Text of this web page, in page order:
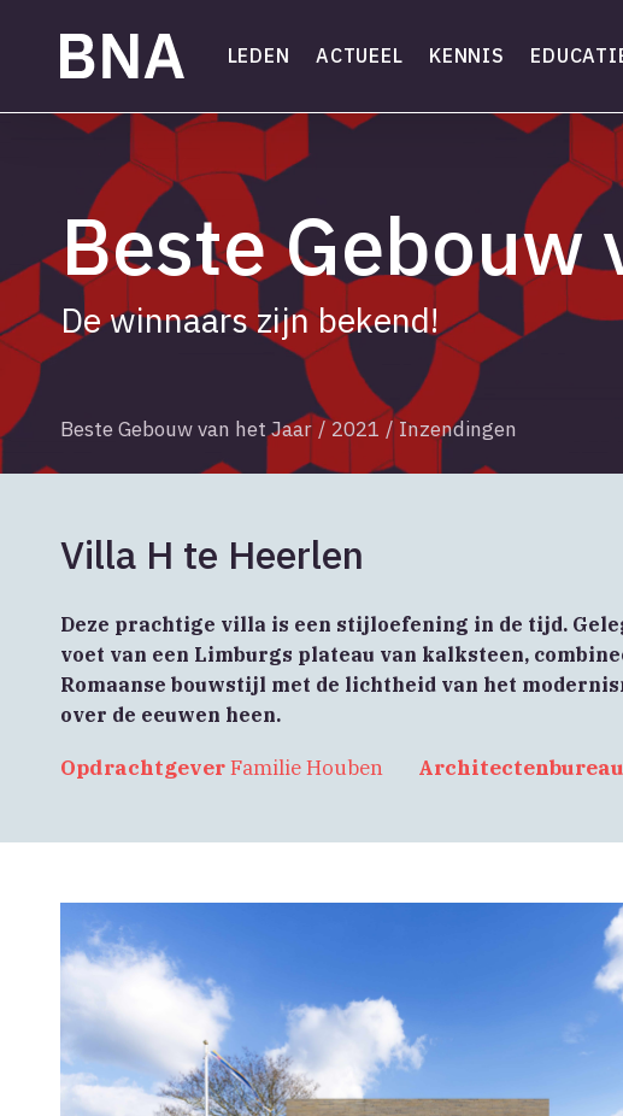
LEDEN ACTUEEL KENNIS
Beste Gebouw
De winnaars zijn bekend!
Beste Gebouw van het Jaar /2021 / Inzendingen
Villa H te Heerlen
Deze prachtige villa is een stijloefening in de tijd.
voet van een Limburgs plateau van kalksteen,
Romaanse bouwstijl met de lichtheid van het
over de eeuwen heen.
OpdrachtgeverFamilie Houben Architectenbureau